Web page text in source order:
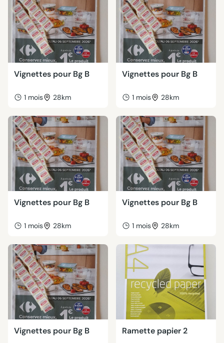
Vignettes pour Bg B
1 mois 28km
Vignettes pour Bg B
1 mois 28km
Vignettes pour Bg B
1 mois 28km
Vignettes pour Bg B
1 mois 28km
Vignettes pour Bg B Ramette papier 2